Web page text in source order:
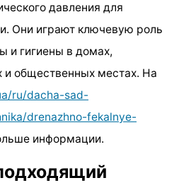
давления для
Они играют ключевую роль
и гигиены в домах,
и общественных местах. На
ru/dacha-sad-
drenazhno-fekalnye-
информации.